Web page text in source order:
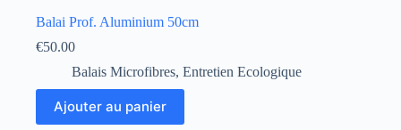
Balai Prof. Aluminium 50cm
€50.00
Balais Microfibres, Entretien Ecologique
Ajouter au panier